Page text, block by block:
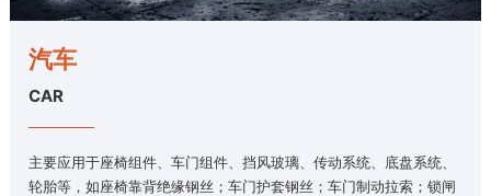
汽车
CAR
主要应用于座椅组件、车门组件、挡风玻璃、传动系统、底盘系统、
轮胎等，如座椅靠背绝缘钢丝；车门护套钢丝；车门制动拉索；锁闸